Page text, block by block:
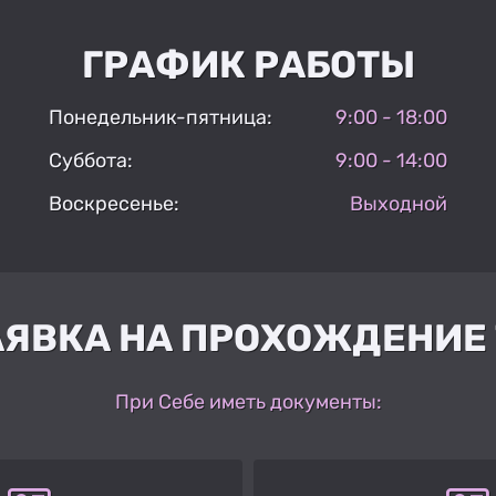
ГРАФИК РАБОТЫ
Понедельник-пятница:
9:00 - 18:00
Суббота:
9:00 - 14:00
Воскресенье:
Выходной
НА ПРОХОЖДЕНИЕ
При Себе иметь документы: